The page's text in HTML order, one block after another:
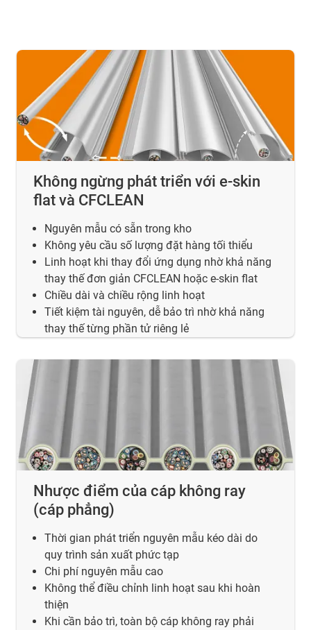
Không ngừng phát triển với e-skin
flat và CFCLEAN
Nguyên mẫu có sẵn trong kho
Không yêu cầu số lượng đặt hàng tối thiểu
Linh hoạt khi thay đổi ứng dụng nhờ khả năng
thay thế đơn giản CFCLEAN hoặc e-skin flat
Chiều dài và chiều rộng linh hoạt
Tiết kiệm tài nguyên, dễ bảo trì nhờ khả năng
thay thế từng phần tử riêng lẻ
Nhược điểm của cáp không ray
(cáp phẳng)
Thời gian phát triển nguyên mẫu kéo dài do
quy trình sản xuất phức tạp
Chi phí nguyên mẫu cao
Không thể điều chỉnh linh hoạt sau khi hoàn
thiện
Khi cần bảo trì, toàn bộ cáp không ray phải